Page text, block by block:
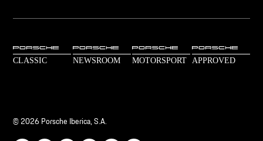
© 2026 Porsche Iberica, S.A.